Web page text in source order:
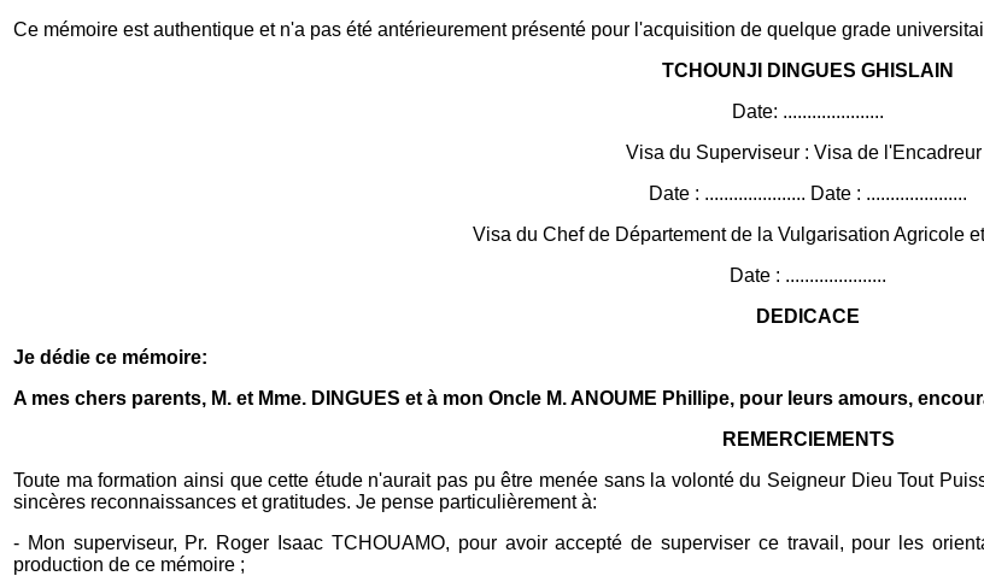
Ce mémoire est authentique et n'a pas été antérieurement présenté pour l'acquisition de quelque grade
TCHOUNJI DINGUES GHISLAIN
Date: .....................
Visa du Superviseur : Visa de l'Encadreur
Date : ..................... Date : .....................
Visa du Chef de Département de la Vulgarisation Agricole
Date : .....................
DEDICACE
Je dédie ce mémoire:
A mes chers parents, M. et Mme. DINGUES et à mon Oncle M. ANOUME Phillipe, pour leurs amours,
REMERCIEMENTS
Toute ma formation ainsi que cette étude n'aurait pas pu être menée sans la volonté du Seigneur Dieu Tout
sincères reconnaissances et gratitudes. Je pense particulièrement à:
- Mon superviseur, Pr. Roger Isaac TCHOUAMO, pour avoir accepté de superviser ce travail, pour les
production de ce mémoire ;